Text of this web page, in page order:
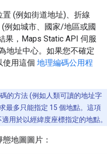
(例如街道地址)、折線
例如城市、國家/地區或國
果，Maps Static API 伺服
地址中心。如果您不確定
使用這個 地理編碼公用程
的方法 (例如人類可讀的地址字
最多只能指定 15 個地點。這項
用於以經緯度座標指定的地點。
地圖圖片：